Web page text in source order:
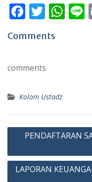
F
e
o
o
k
T
w
itt
W
Comments
comments
Kolom Ustadz
Post
PENDAFTARAN
LAPORAN